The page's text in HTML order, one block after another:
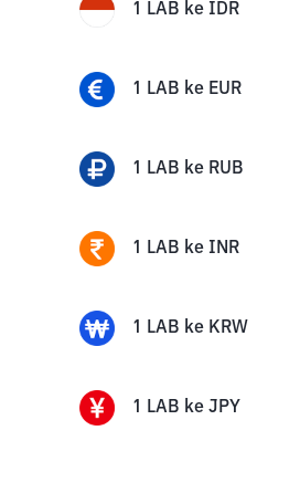
1 LAB ke IDR
1 LAB ke EUR
1 LAB ke RUB
1 LAB ke INR
1 LAB ke KRW
1 LAB ke JPY